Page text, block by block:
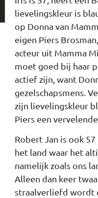
lievelingskleur is
op Donna van
eigen Piers
acteur uit Mamma
moet goed bij haar
actief zijn, want
gezelschapsmens.
zijn lievelingskleur
Piers een
Robert Jan is ook 57
het land waar het
namelijk zoals ons
Alleen dan keer
straalverliefd wordt